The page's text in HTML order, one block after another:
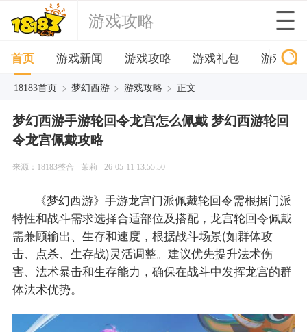
游戏攻略
首页 游戏新闻 游戏攻略 游戏礼包 游戏下
18183首页 > 梦幻西游 > 游戏攻略 > 正文
梦幻西游手游轮回令龙宫怎么佩戴 梦幻西游轮回
令龙宫佩戴攻略
来源：18183整合 茉莉 26-05-11 13:55:50
《梦幻西游》手游龙宫门派佩戴轮回令需根据门派
特性和战斗需求选择合适部位及搭配，龙宫轮回令佩戴
需兼顾输出、生存和速度，根据战斗场景(如群体攻
击、点杀、生存战)灵活调整。建议优先提升法术伤
害、法术暴击和生存能力，确保在战斗中发挥龙宫的群
体法术优势。